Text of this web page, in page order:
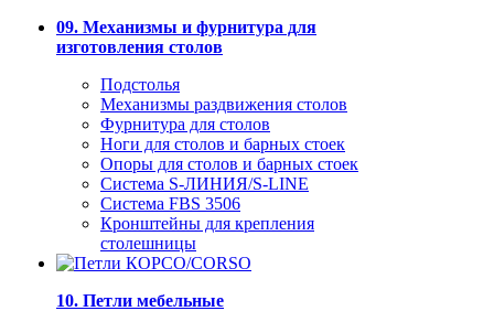
09. Механизмы и фурнитура для
изготовления столов
Подстолья
Механизмы раздвижения столов
Фурнитура для столов
Ноги для столов и барных стоек
Опоры для столов и барных стоек
Система S-ЛИНИЯ/S-LINE
Система FBS 3506
Кронштейны для крепления
столешницы
10. Петли мебельные